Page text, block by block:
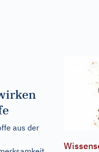
aus der